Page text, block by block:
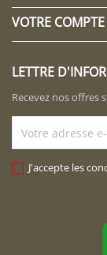
VOTRE COMPTE
LETTRE
Recevez nos offres
J'accepte les